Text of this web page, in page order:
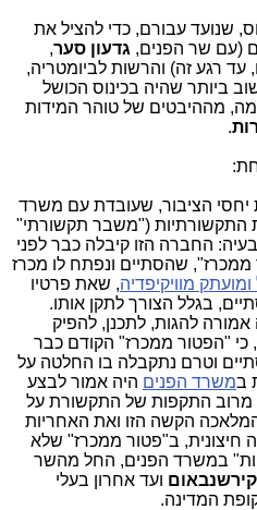
שנועד עבורם, כדי להציל את
(עם שר הפנים, גדעון סער,
רגע זה) והרשות לביומטריה,
ביותר שהיה בכינוס הכושל
מההיבטים של טוהר המידות
.
יחסי הציבור, שעובדת עם משרד
התקשורתיות ("משבר תקשורתי"
החברה הזו קיבלה כבר לפני
שהסתיים ונפתח לו מכרז
מוויקיפדיה, שאת פרטיו
בגלל הצורך לתקן אותו.
אמורה להגות, לתכנן, להפיק
כי "הפטור ממכרז" הקודם כבר
וטרם נתקבלה בו החלטה על
במשרד הפנים היה אמור לבצע
מרוב התקפות של התקשורת על
הקשה הזו ואת האחריות
חיצונית, ב"פטור ממכרז" שלא
במשרד הפנים, החל מהשר
ועד אחרון בעלי
המדינה.